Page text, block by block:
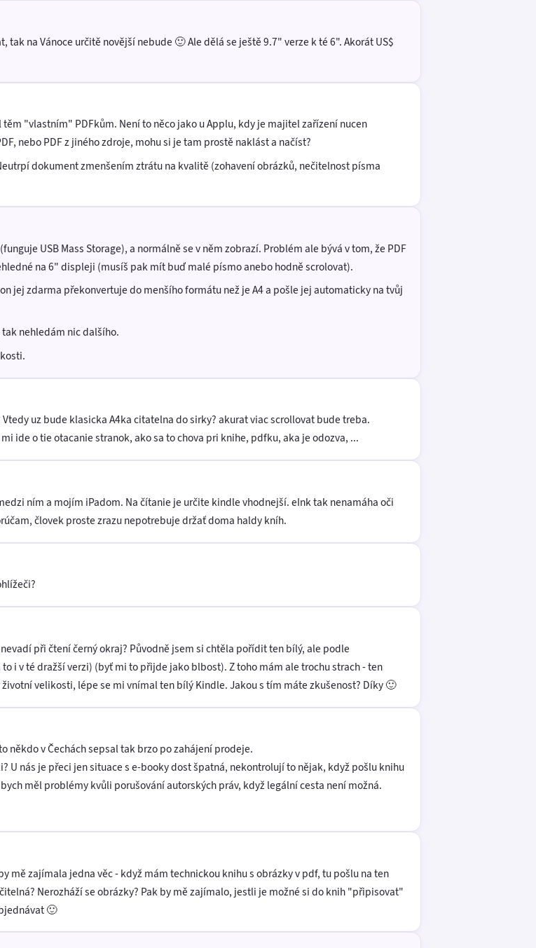
na Vánoce určitě novější nebude 🙂 Ale dělá se ještě 9.7" verze k té 6". Akorát US$
"vlastním" PDFkům. Není to něco jako u Applu, kdy je majitel zařízení nucen
nebo PDF z jiného zdroje, mohu si je tam prostě naklást a načíst?
dokument zmenšením ztrátu na kvalitě (zohavení obrázků, nečitelnost písma
USB Mass Storage), a normálně se v něm zobrazí. Problém ale bývá v tom, že PDF
na 6" displeji (musíš pak mít buď malé písmo anebo hodně scrolovat).
jej zdarma překonvertuje do menšího formátu než je A4 a pošle jej automaticky na tvůj
nehledám nic dalšího.
uz bude klasicka A4ka citatelna do sirky? akurat viac scrollovat bude treba.
ide o tie otacanie stranok, ako sa to chova pri knihe, pdfku, aka je odozva, ...
ním a mojím iPadom. Na čítanie je určite kindle vhodnejší. eInk tak nenamáha oči
človek proste zrazu nepotrebuje držať doma haldy kníh.
při čtení černý okraj? Původně jsem si chtěla pořídit ten bílý, ale podle
i v té dražší verzi) (byť mi to přijde jako blbost). Z toho mám ale trochu strach - ten
velikosti, lépe se mi vnímal ten bílý Kindle. Jakou s tím máte zkušenost? Díky 🙂
někdo v Čechách sepsal tak brzo po zahájení prodeje.
U nás je přeci jen situace s e-booky dost špatná, nekontrolují to nějak, když pošlu knihu
měl problémy kvůli porušování autorských práv, když legální cesta není možná.
mě zajímala jedna věc - když mám technickou knihu s obrázky v pdf, tu pošlu na ten
Nerozháží se obrázky? Pak by mě zajímalo, jestli je možné si do knih "připisovat"
🙂